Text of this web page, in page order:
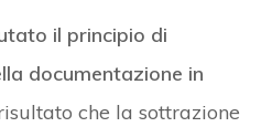
il principio di
documentazione in
che la sottrazione